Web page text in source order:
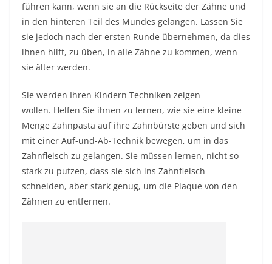
führen kann, wenn sie an die Rückseite der Zähne und
in den hinteren Teil des Mundes gelangen. Lassen Sie
sie jedoch nach der ersten Runde übernehmen, da dies
ihnen hilft, zu üben, in alle Zähne zu kommen, wenn
sie älter werden.
Sie werden Ihren Kindern Techniken zeigen
wollen. Helfen Sie ihnen zu lernen, wie sie eine kleine
Menge Zahnpasta auf ihre Zahnbürste geben und sich
mit einer Auf-und-Ab-Technik bewegen, um in das
Zahnfleisch zu gelangen. Sie müssen lernen, nicht so
stark zu putzen, dass sie sich ins Zahnfleisch
schneiden, aber stark genug, um die Plaque von den
Zähnen zu entfernen.